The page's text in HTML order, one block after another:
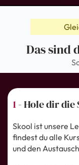
Das sind
1- Hole dir die
Skool ist unsere
findest du alle
und den